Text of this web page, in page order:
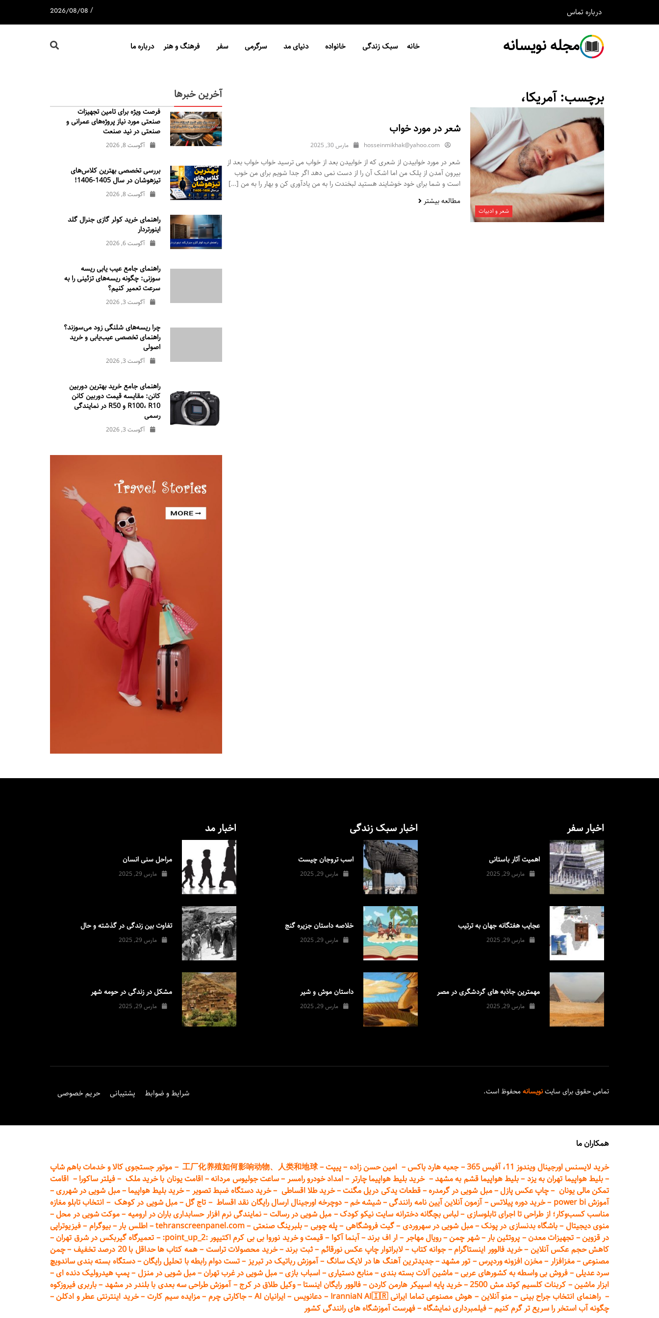
درباره تماس /
2026/08/08
مجله نویسانه خانه سبک زندگی خانواده دنیای مد سرگرمی سفر فرهنگ و هنر درباره ما
برچسب:آمریکا،
شعر و ادبیات
شعر در مورد خواب
hosseinmikhak@yahoo.com مارس 30, 2025
شعر در مورد خوابیدن از شعری که از خوابیدن بعد از خواب می ترسید خواب خواب بعد از
بیرون آمدن از پلک من اما اشک آن را از دست نمی دهد اگر جدا شویم برای من خوب
است و شما برای خود خوشایند هستید لبخندت را به من یادآوری کن و بهار را به من […]
مطالعه بیشتر
آخرین خبرها
فرصت ویژه برای تامین تجهیزات
صنعتی مورد نیاز پروژه‌های عمرانی و
صنعتی در نید صنعت
آگوست 8, 2026
بررسی تخصصی بهترین کلاس‌های
تیزهوشان در سال 1405-1406!
آگوست 8, 2026
راهنمای خرید کولر گازی جنرال‌ گلد
اینورتر‌دار
آگوست 6, 2026
راهنمای جامع عیب یابی ریسه
سوزنی: چگونه ریسه‌های تزئینی را به
سرعت تعمیر کنیم؟
آگوست 3, 2026
چرا ریسه‌های شلنگی زود می‌سوزند؟
راهنمای تخصصی عیب‌یابی و خرید
اصولی
آگوست 3, 2026
راهنمای جامع خرید بهترین دوربین
کانن: مقایسه قیمت دوربین کانن
R100، R10 و R50 در نمایندگی
رسمی
آگوست 3, 2026
اخبار سفر
اهمیت آثار باستانی
مارس 29, 2025
عجایب هفتگانه جهان به ترتیب
مارس 29, 2025
مهمترین جاذبه های گردشگری در مصر
مارس 29, 2025
اخبار سبک زندگی
اسب تروجان چیست
مارس 29, 2025
خلاصه داستان جزیره گنج
مارس 29, 2025
داستان موش و شیر
مارس 29, 2025
اخبار مد
مراحل سنی انسان
مارس 29, 2025
تفاوت بین زندگی در گذشته و حال
مارس 29, 2025
مشکل در زندگی در حومه شهر
مارس 29, 2025
تمامی حقوق برای سایتنویسانهمحفوظ است. شرایط و ضوابط پشتیبانی حریم خصوصی
همکاران ما
خرید لایسنس اورجینال ویندوز 11، آفیس 365
–جعبه هارد باکس– امین حسن زاده –پیپت–
工厂化养殖如何影响动物、人类和地球
– موتور جستجوی کالا و خدمات باهم شاپ
–بلیط هواپیما تهرانبه یزد –بلیط هواپیما قشم به مشهد–خرید بلیط هواپیما چارتر –امداد خودرورامسر –ساعت جولیوس مردانه–اقامت یونان با خرید ملک –فیلتر ساکورا – اقامت
تمکن مالی یونان –چاپ عکس پازل–مبل شویی در گرمدره–قطعاتیدکی دریل مگنت–خرید طلا اقساطی –خرید دستگاه ضبط تصویر –خرید بلیط هواپیما –مبل شویی در شهرری–
آموزش power bi
–خرید دورهپیلاتس–آزمون آنلاین آیین نامه رانندگی–شیشه خم– دوچرخه اورجینال ارسال رایگان نقد اقساط – تاج گل–مبل شویی در کوهک– انتخاب تابلو مغازه
مناسب کسب‌وکار؛ از طراحی تا اجرای تابلوسازی –لباس بچگانه دخترانه سایت نیکو کودک– مبل شویی در رسالت –نمایندگی نرم افزار حسابداری باران در ارومیه –موکت شویی در محل–
منوی دیجیتال –باشگاه بدنسازی در پونک–مبل شویی در سهروردی –گیت فروشگاهی –پله چوبی –بلبرینگ صنعتی –
tehranscreenpanel.com
–اطلس بار –بیوگرام –فیزیوتراپی
در قزوین– تجهیزات معدن– پروتئین بار –شهر چمن–رویال مهاجر –ار اف برند–آبنما آکوا –قیمت و خرید نوروا بی بی کرم اکتیپور :point_up_2: – تعمیرگاه گیربکس در شرق تهران–
کاهش حجم عکس آنلاین –خرید فالوور اینستاگرام–جوانه کتاب – لابراتوار چاپ عکس نورقائم –ثبت برند–خرید محصولات تراست –همه کتاب ها حداقل با 20 درصد تخفیف –چمن
مصنوعی–مغزافزار –مخزن افزونه وردپرس– تور مشهد–جدیدترین آهنگ ها در لایک سانگ –آموزشرباتیک در تبریز –تست دوام رابطه با تحلیل رایگان–دستگاه بسته‌ بندی ساندویچ
سرد عدیلی–فروش بی واسطه بهکشورهای عربی–ماشین آلات بسته بندی–منابع دستیاری–اسباب بازی–مبل شویی در غرب تهران–مبل شویی در منزل –پمپ هیدرولیک دنده ای–
ابزار ماشین– کربنات کلسیم کوتد مش 2500 –خرید پایه اسپیکر هارمن کاردن–فالوور رایگان اینستا –وکیل طلاق در کرج –آموزش طراحی سه بعدی با بلندر در مشهد –باربری فیروزکوه
–راهنمای انتخاب جراح بینی – منو آنلاین – هوش مصنوعی تماما ایرانی IranniaN AI🇮🇷 – دعانویس–ایرانیان AI –جاکارتی چرم –مزایده سیم کارت–خرید اینترنتی عطر و ادکلن–
چگونه آب استخر را سریع تر گرم کنیم–فیلمبرداری نمایشگاه–فهرست آموزشگاه های رانندگی کشور